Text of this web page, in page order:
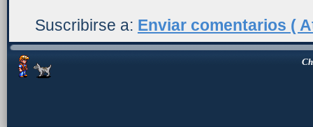
Suscribirse a: Enviar comentarios (